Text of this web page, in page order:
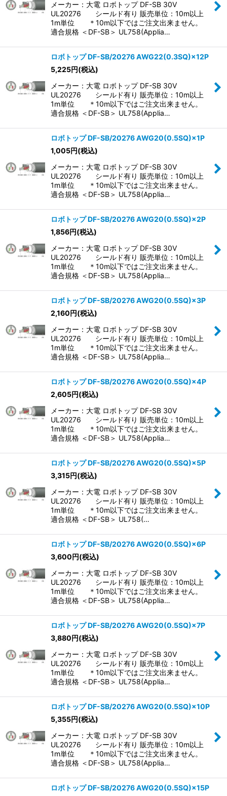
メーカー：大電 ロボトップ DF-SB 30V
UL20276 シールド有り 販売単位：10m以上
1m単位 ＊10m以下ではご注文出来ません。
適合規格 ＜DF-SB＞ UL758(Applia…
ロボトップ DF-SB/20276 AWG22(0.3SQ)×12P
5,225円(税込)
メーカー：大電 ロボトップ DF-SB 30V
UL20276 シールド有り 販売単位：10m以上
1m単位 ＊10m以下ではご注文出来ません。
適合規格 ＜DF-SB＞ UL758(Applia…
ロボトップ DF-SB/20276 AWG20(0.5SQ)×1P
1,005円(税込)
メーカー：大電 ロボトップ DF-SB 30V
UL20276 シールド有り 販売単位：10m以上
1m単位 ＊10m以下ではご注文出来ません。
適合規格 ＜DF-SB＞ UL758(Applia…
ロボトップ DF-SB/20276 AWG20(0.5SQ)×2P
1,856円(税込)
メーカー：大電 ロボトップ DF-SB 30V
UL20276 シールド有り 販売単位：10m以上
1m単位 ＊10m以下ではご注文出来ません。
適合規格 ＜DF-SB＞ UL758(Applia…
ロボトップ DF-SB/20276 AWG20(0.5SQ)×3P
2,160円(税込)
メーカー：大電 ロボトップ DF-SB 30V
UL20276 シールド有り 販売単位：10m以上
1m単位 ＊10m以下ではご注文出来ません。
適合規格 ＜DF-SB＞ UL758(Applia…
ロボトップ DF-SB/20276 AWG20(0.5SQ)×4P
2,605円(税込)
メーカー：大電 ロボトップ DF-SB 30V
UL20276 シールド有り 販売単位：10m以上
1m単位 ＊10m以下ではご注文出来ません。
適合規格 ＜DF-SB＞ UL758(Applia…
ロボトップ DF-SB/20276 AWG20(0.5SQ)×5P
3,315円(税込)
メーカー：大電 ロボトップ DF-SB 30V
UL20276 シールド有り 販売単位：10m以上
1m単位 ＊10m以下ではご注文出来ません。
適合規格 ＜DF-SB＞ UL758(…
ロボトップ DF-SB/20276 AWG20(0.5SQ)×6P
3,600円(税込)
メーカー：大電 ロボトップ DF-SB 30V
UL20276 シールド有り 販売単位：10m以上
1m単位 ＊10m以下ではご注文出来ません。
適合規格 ＜DF-SB＞ UL758(Applia…
ロボトップ DF-SB/20276 AWG20(0.5SQ)×7P
3,880円(税込)
メーカー：大電 ロボトップ DF-SB 30V
UL20276 シールド有り 販売単位：10m以上
1m単位 ＊10m以下ではご注文出来ません。
適合規格 ＜DF-SB＞ UL758(Applia…
ロボトップ DF-SB/20276 AWG20(0.5SQ)×10P
5,355円(税込)
メーカー：大電 ロボトップ DF-SB 30V
UL20276 シールド有り 販売単位：10m以上
1m単位 ＊10m以下ではご注文出来ません。
適合規格 ＜DF-SB＞ UL758(Applia…
ロボトップ DF-SB/20276 AWG20(0.5SQ)×15P